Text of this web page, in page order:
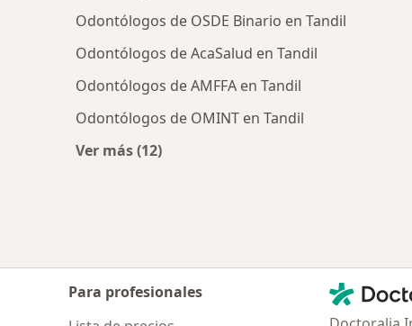
Odontólogos de OSDE Binario en Tandil
Odontólogos de AcaSalud en Tandil
Odontólogos de AMFFA en Tandil
Odontólogos de OMINT en Tandil
Ver más (12)
Para profesionales
Doctoralia -